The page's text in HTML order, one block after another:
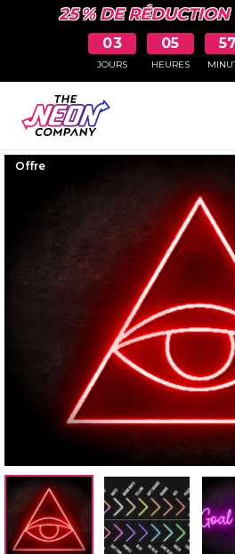
25 % DE RÉDUCTION
03
JOURS
05
HEURES
57
Offre